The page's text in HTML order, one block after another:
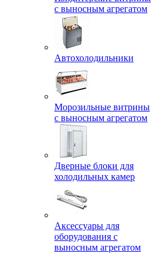
с выносным агрегатом
Автохолодильники
Морозильные витрины
с выносным агрегатом
Дверные блоки для
холодильных камер
Аксессуары для
оборудования с
выносным агрегатом